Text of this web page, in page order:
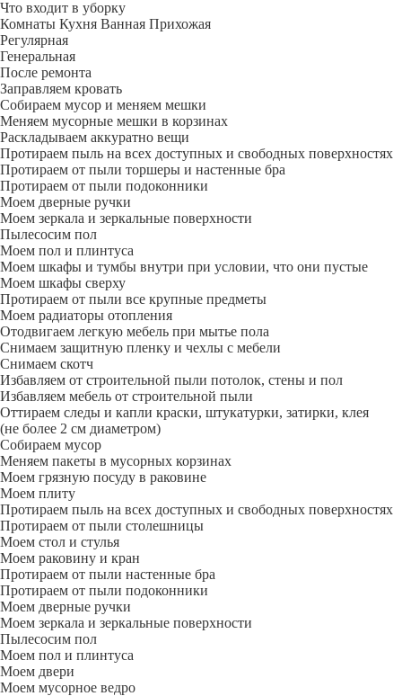
Что входит в уборку
Регу­лярная
Гене­ральная
После ремонта
Заправляем кровать
Собираем мусор и меняем мешки
Меняем мусорные мешки в корзинах
Раскладываем аккуратно вещи
Протираем пыль на всех доступных и свободных поверхностях
Протираем от пыли торшеры и настенные бра
Протираем от пыли подоконники
Моем дверные ручки
Моем зеркала и зеркальные поверхности
Пылесосим пол
Моем пол и плинтуса
Моем шкафы и тумбы внутри при условии, что они пустые
Моем шкафы сверху
Протираем от пыли все крупные предметы
Моем радиаторы отопления
Отодвигаем легкую мебель при мытье пола
Снимаем защитную пленку и чехлы с мебели
Снимаем скотч
Избавляем от строительной пыли потолок, стены и пол
Избавляем мебель от строительной пыли
Оттираем следы и капли краски, штукатурки, затирки, клея
(не более 2 см диаметром)
Собираем мусор
Меняем пакеты в мусорных корзинах
Моем грязную посуду в раковине
Моем плиту
Протираем пыль на всех доступных и свободных поверхностях
Протираем от пыли столешницы
Моем стол и стулья
Моем раковину и кран
Протираем от пыли настенные бра
Протираем от пыли подоконники
Моем дверные ручки
Моем зеркала и зеркальные поверхности
Пылесосим пол
Моем пол и плинтуса
Моем двери
Моем мусорное ведро